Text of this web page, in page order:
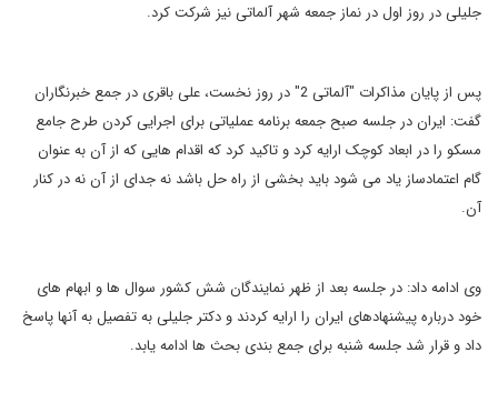
جلیلی در روز اول در نماز جمعه شهر آلماتی نیز شرکت کرد.
پس از پایان مذاکرات "آلماتی 2" در روز نخست، علی باقری در جمع خبرنگاران
گفت: ایران در جلسه صبح جمعه برنامه عملیاتی برای اجرایی کردن طرح جامع
مسکو را در ابعاد کوچک ارایه کرد و تاکید کرد که اقدام هایی که از آن به عنوان
گام اعتمادساز یاد می شود باید بخشی از راه حل باشد نه جدای از آن نه در کنار
آن.
وی ادامه داد: در جلسه بعد از ظهر نمایندگان شش کشور سوال ها و ابهام های
خود درباره پیشنهادهای ایران را ارایه کردند و دکتر جلیلی به تفصیل به آنها پاسخ
داد و قرار شد جلسه شنبه برای جمع بندی بحث ها ادامه یابد.